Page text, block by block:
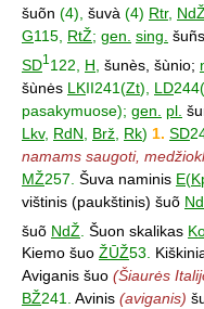
šuõn (4), šuvà (4) Rtr, NdŽ
G115, RtŽ; gen. sing. šuñs
SD1 122, H šunès, šùnio;
šùnės LKII241(Zt), LD244(
pasakymuose); gen. pl.
Lkv, RdN Brž Rk) 1. SD
namams saugoti,
MŽ257. Šuva naminis E(
vištinis (paukštinis) šuõ
šuõ NdŽ Šuon skalikas
Kiemo šuo ŽŪŽ53.
Aviganis šuo (Šiaurės
BŽ241. Avinis (aviganis)